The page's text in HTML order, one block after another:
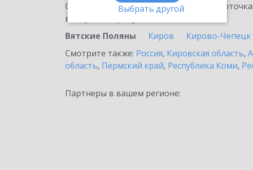
Выбрать другой
Ознакомьтесь с информационными
внедрение продукта.
Вятские Поляны
Киров Кирово-Чепецк
Смотрите также: Россия, Кировская область,
область, Пермский край, Республика Коми,
Партнеры в вашем регионе: